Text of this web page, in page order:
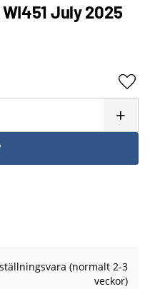
July 2025
+
(normalt 2-3
veckor)